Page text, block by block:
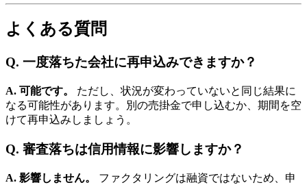
よくある質問
Q. 一度落ちた会社に再申込みできますか？
A. 可能です。
ただし、状況が変わっていないと同じ結果に
なる可能性があります。別の売掛金で申し込むか、期間を空
けて再申込みしましょう。
Q. 審査落ちは信用情報に影響しますか？
A. 影響しません。
ファクタリングは融資ではないため、申